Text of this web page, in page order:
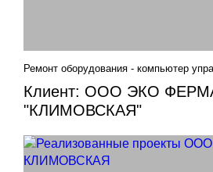
Клиент: ООО ЭКО
"КЛИМОВСКАЯ"
Ремонт оборудования - компьютер